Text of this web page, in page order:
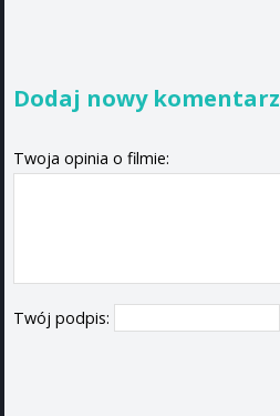
Dodaj nowy komentarz
Twoja opinia o filmie:
Twój podpis: